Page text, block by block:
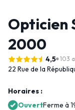
Opticien
2000
4,5 103
22 Rue de la
Horaires :
OuvertFerme à